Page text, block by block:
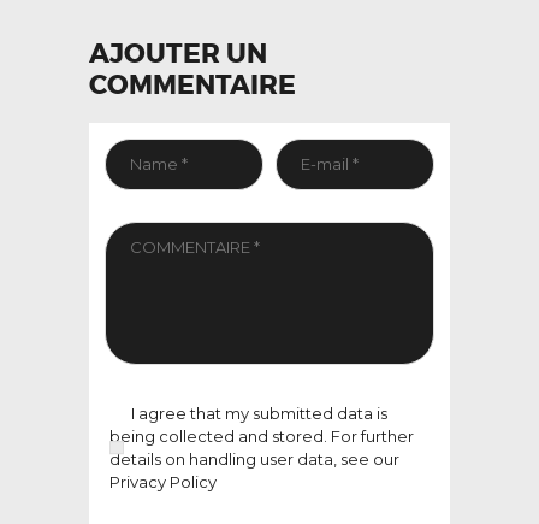
AJOUTER UN
COMMENTAIRE
I agree that my submitted data is
being collected and stored. For further
details on handling user data, see our
Privacy Policy